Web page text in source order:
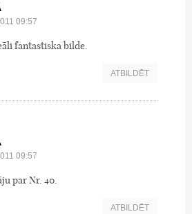
09:57
fantastiska bilde.
ATBILDĒT
09:57
par Nr. 40.
ATBILDĒT